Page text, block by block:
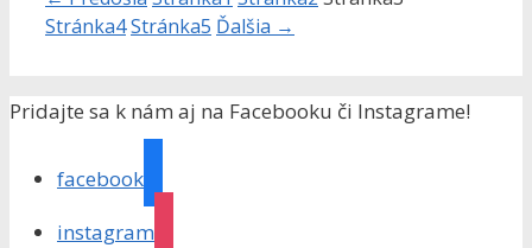
Stránka4Stránka5 Ďalšia →
Pridajte sa k nám aj na Facebooku či Instagrame!
facebook
instagram